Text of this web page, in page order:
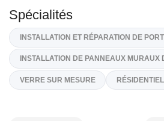
1428, Rue West, Mascouche
(514) 458-7216
Sur Demande
info@verreproconcept.com